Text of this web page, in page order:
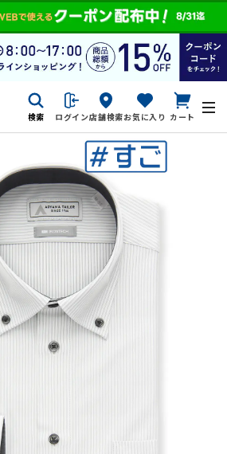
検索 ログイン店舗検索お気に入り カート